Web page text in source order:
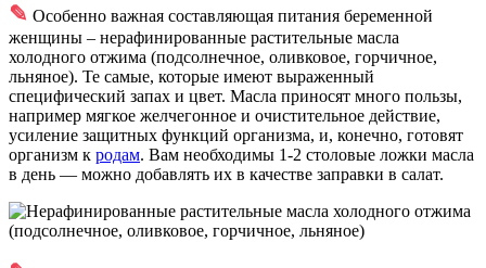
✎ Особенно важная составляющая питания беременной
женщины – нерафинированные растительные масла
холодного отжима (подсолнечное, оливковое, горчичное,
льняное). Те самые, которые имеют выраженный
специфический запах и цвет. Масла приносят много пользы,
например мягкое желчегонное и очистительное действие,
усиление защитных функций организма, и, конечно, готовят
организм к родам. Вам необходимы 1-2 столовые ложки масла
в день — можно добавлять их в качестве заправки в салат.